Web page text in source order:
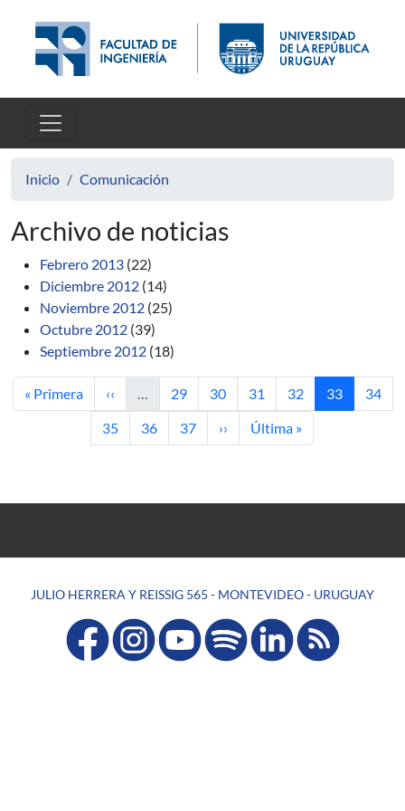
Inicio Comunicación
Archivo de noticias
Febrero 2013 (22)
Diciembre 2012 (14)
Noviembre 2012 (25)
Octubre 2012 (39)
Septiembre 2012 (18)
Primera página
« Primera Página anterior
‹‹ … Página
29 Página
30 Página
31 Página
32 Página
33
34
Página
35 Página
36 Página
37 Siguiente página
›› Última página
Última »
JULIO HERRERA Y REISSIG 565 - MONTEVIDEO - URUGUAY